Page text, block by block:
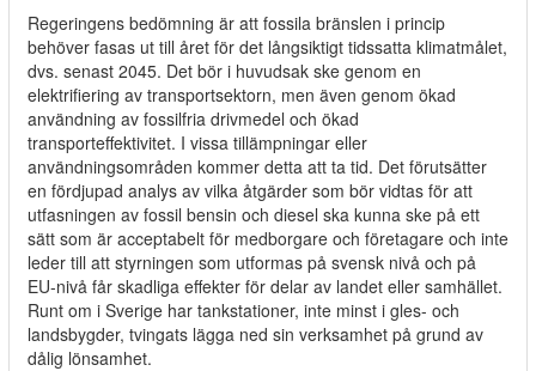
Regeringens bedömning är att fossila bränslen i princip
behöver fasas ut till året för det långsiktigt tidssatta klimatmålet,
dvs. senast 2045. Det bör i huvudsak ske genom en
elektrifiering av transportsektorn, men även genom ökad
användning av fossilfria drivmedel och ökad
transporteffektivitet. I vissa tillämpningar eller
användningsområden kommer detta att ta tid. Det förutsätter
en fördjupad analys av vilka åtgärder som bör vidtas för att
utfasningen av fossil bensin och diesel ska kunna ske på ett
sätt som är acceptabelt för medborgare och företagare och inte
leder till att styrningen som utformas på svensk nivå och på
EU-nivå får skadliga effekter för delar av landet eller samhället.
Runt om i Sverige har tankstationer, inte minst i gles- och
landsbygder, tvingats lägga ned sin verksamhet på grund av
dålig lönsamhet.